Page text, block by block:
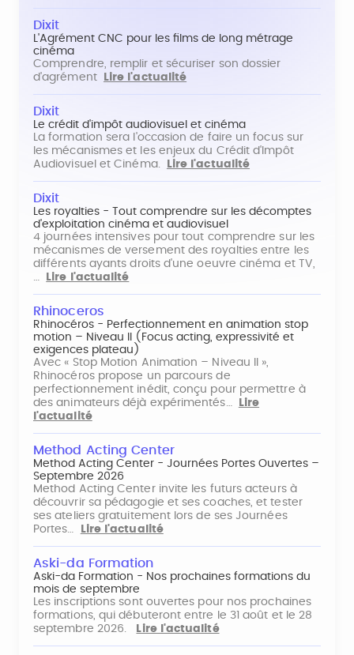
Dixit
L'Agrément CNC pour les films de long métrage
cinéma
Comprendre, remplir et sécuriser son dossier
d'agrément
Lire l'actualité
Dixit
Le crédit d'impôt audiovisuel et cinéma
La formation sera l'occasion de faire un focus sur
les mécanismes et les enjeux du Crédit d'Impôt
Audiovisuel et Cinéma.
Lire l'actualité
Dixit
Les royalties - Tout comprendre sur les décomptes
d'exploitation cinéma et audiovisuel
4 journées intensives pour tout comprendre sur les
mécanismes de versement des royalties entre les
différents ayants droits d'une oeuvre cinéma et TV,
…
Lire l'actualité
Rhinoceros
Rhinocéros - Perfectionnement en animation stop
motion – Niveau II (Focus acting, expressivité et
exigences plateau)
Avec « Stop Motion Animation – Niveau II »,
Rhinocéros propose un parcours de
perfectionnement inédit, conçu pour permettre à
des animateurs déjà expérimentés…
Lire
l'actualité
Method Acting Center
Method Acting Center - Journées Portes Ouvertes –
Septembre 2026
Method Acting Center invite les futurs acteurs à
découvrir sa pédagogie et ses coaches, et tester
ses ateliers gratuitement lors de ses Journées
Portes…
Lire l'actualité
Aski-da Formation
Aski-da Formation - Nos prochaines formations du
mois de septembre
Les inscriptions sont ouvertes pour nos prochaines
formations, qui débuteront entre le 31 août et le 28
septembre 2026.
Lire l'actualité